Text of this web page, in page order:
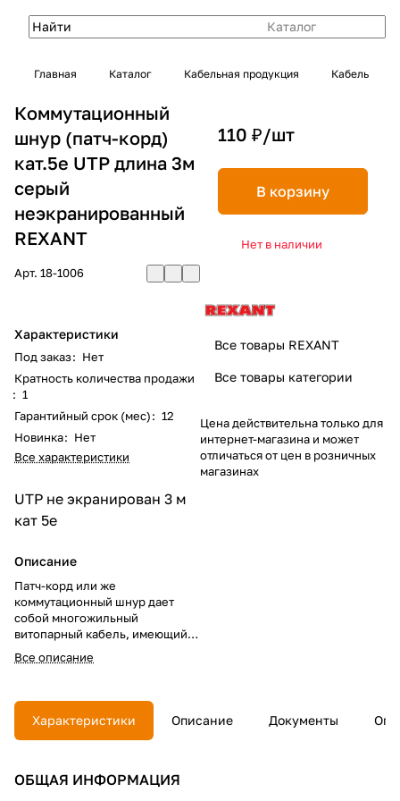
Каталог
Главная Каталог Кабельная продукция Кабель
Коммутационный
шнур (патч-корд)
кат.5e UTP длина 3м
серый
неэкранированный
REXANT
Арт. 18-1006
Характеристики
Под заказ: Нет
Кратность количества продажи
: 1
Гарантийный срок (мес): 12
Новинка: Нет
Все характеристики
UTP не экранирован 3 м
кат 5e
Описание
Патч-корд или же
коммутационный шнур дает
собой многожильный
витопарный кабель, имеющий
на концах коннекторы на
подобии RJ-45. Он применяется
вещества структурированной
кабельной системы,
передающего приборам
специализирован для
Все описание
110 ₽/шт
В корзину
Нет в наличии
Все товары REXANT
Все товары категории
Цена действительна только для
интернет-магазина и может
отличаться от цен в розничных
магазинах
Характеристики Описание Документы
ОБЩАЯ ИНФОРМАЦИЯ